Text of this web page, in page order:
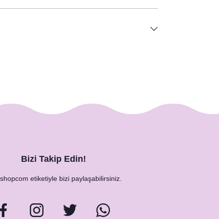
Bizi Takip Edin!
etiketiyle bizi paylaşabilirsiniz.